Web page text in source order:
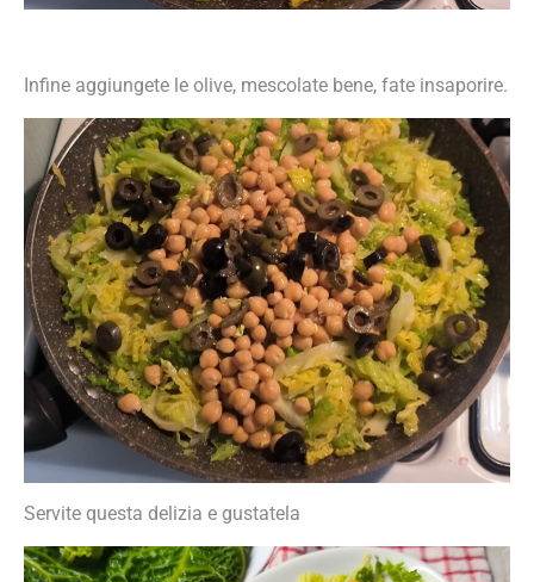
Infine aggiungete le olive, mescolate bene, fate insaporire.
Servite questa delizia e gustatela